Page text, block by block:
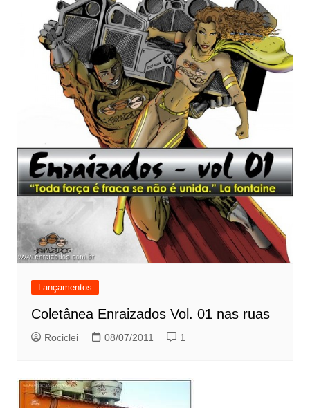
Lançamentos
Coletânea Enraizados Vol. 01 nas ruas
Rociclei 08/07/2011 1